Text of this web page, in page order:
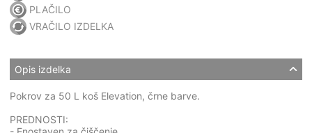
PLAČILO
VRAČILO IZDELKA
Opis izdelka
Pokrov za 50 L koš Elevation, črne barve.
PREDNOSTI: